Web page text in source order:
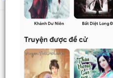
Danh sách
Truyện mới
Truyện Hot
Truyện Full